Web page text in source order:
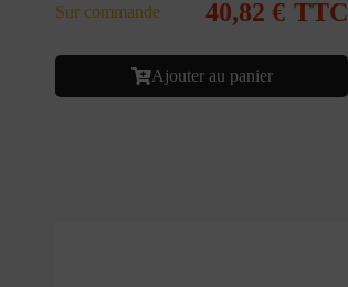
Sur commande 40,82 € TTC
Ajouter au panier